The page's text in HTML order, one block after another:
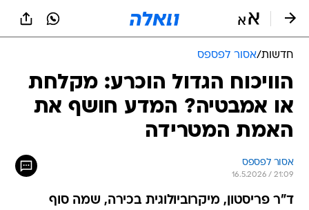
חדשות/אסור לפספס
הוויכוח הגדול הוכרע: מקלחת
או אמבטיה? המדע חושף את
האמת המטרידה
אסור לפספס
16.5.2026 / 21:09
ד"ר פריסטון, מיקרוביולוגית בכירה, שמה סוף